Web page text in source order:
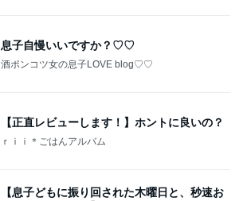
息子自慢いいですか？♡♡
酒ポンコツ女の息子LOVE blog♡♡
【正直レビューします！】ホントに良いの？
ｒｉｉ＊ごはんアルバム
【息子どもに振り回された木曜日と、秒速お